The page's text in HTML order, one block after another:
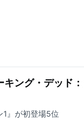
ング・デッド：
』が初登場5位